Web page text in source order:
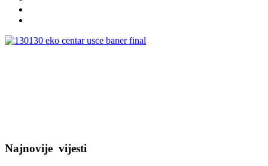
Najnovije vijesti